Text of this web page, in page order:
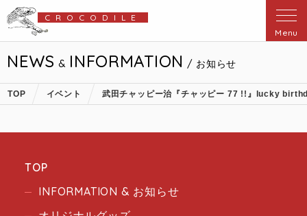
CROCODILE
Menu
NEWS & INFORMATION / お知らせ
TOP イベント 武田チャッピー治『チャッピー 77 !!』lucky
TOP
INFORMATION & お知らせ